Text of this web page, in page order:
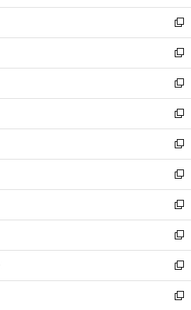
開
く
ウ
で
開
く
ン
ド
ウ
で
開
く
新
し
い
ウ
ィ
ン
ド
ウ
で
開
く
新
し
い
ウ
ィ
ン
ド
ウ
で
開
く
新
し
い
ウ
ィ
ン
ド
ウ
で
開
く
新
し
い
ウ
ィ
ン
ド
ウ
で
開
く
新
し
い
ウ
ィ
ン
ド
ウ
で
開
く
新
し
い
ウ
ィ
ン
ド
ウ
で
新
し
い
ウ
ィ
ン
ド
新
し
い
ウ
ィ
新
し
い
新